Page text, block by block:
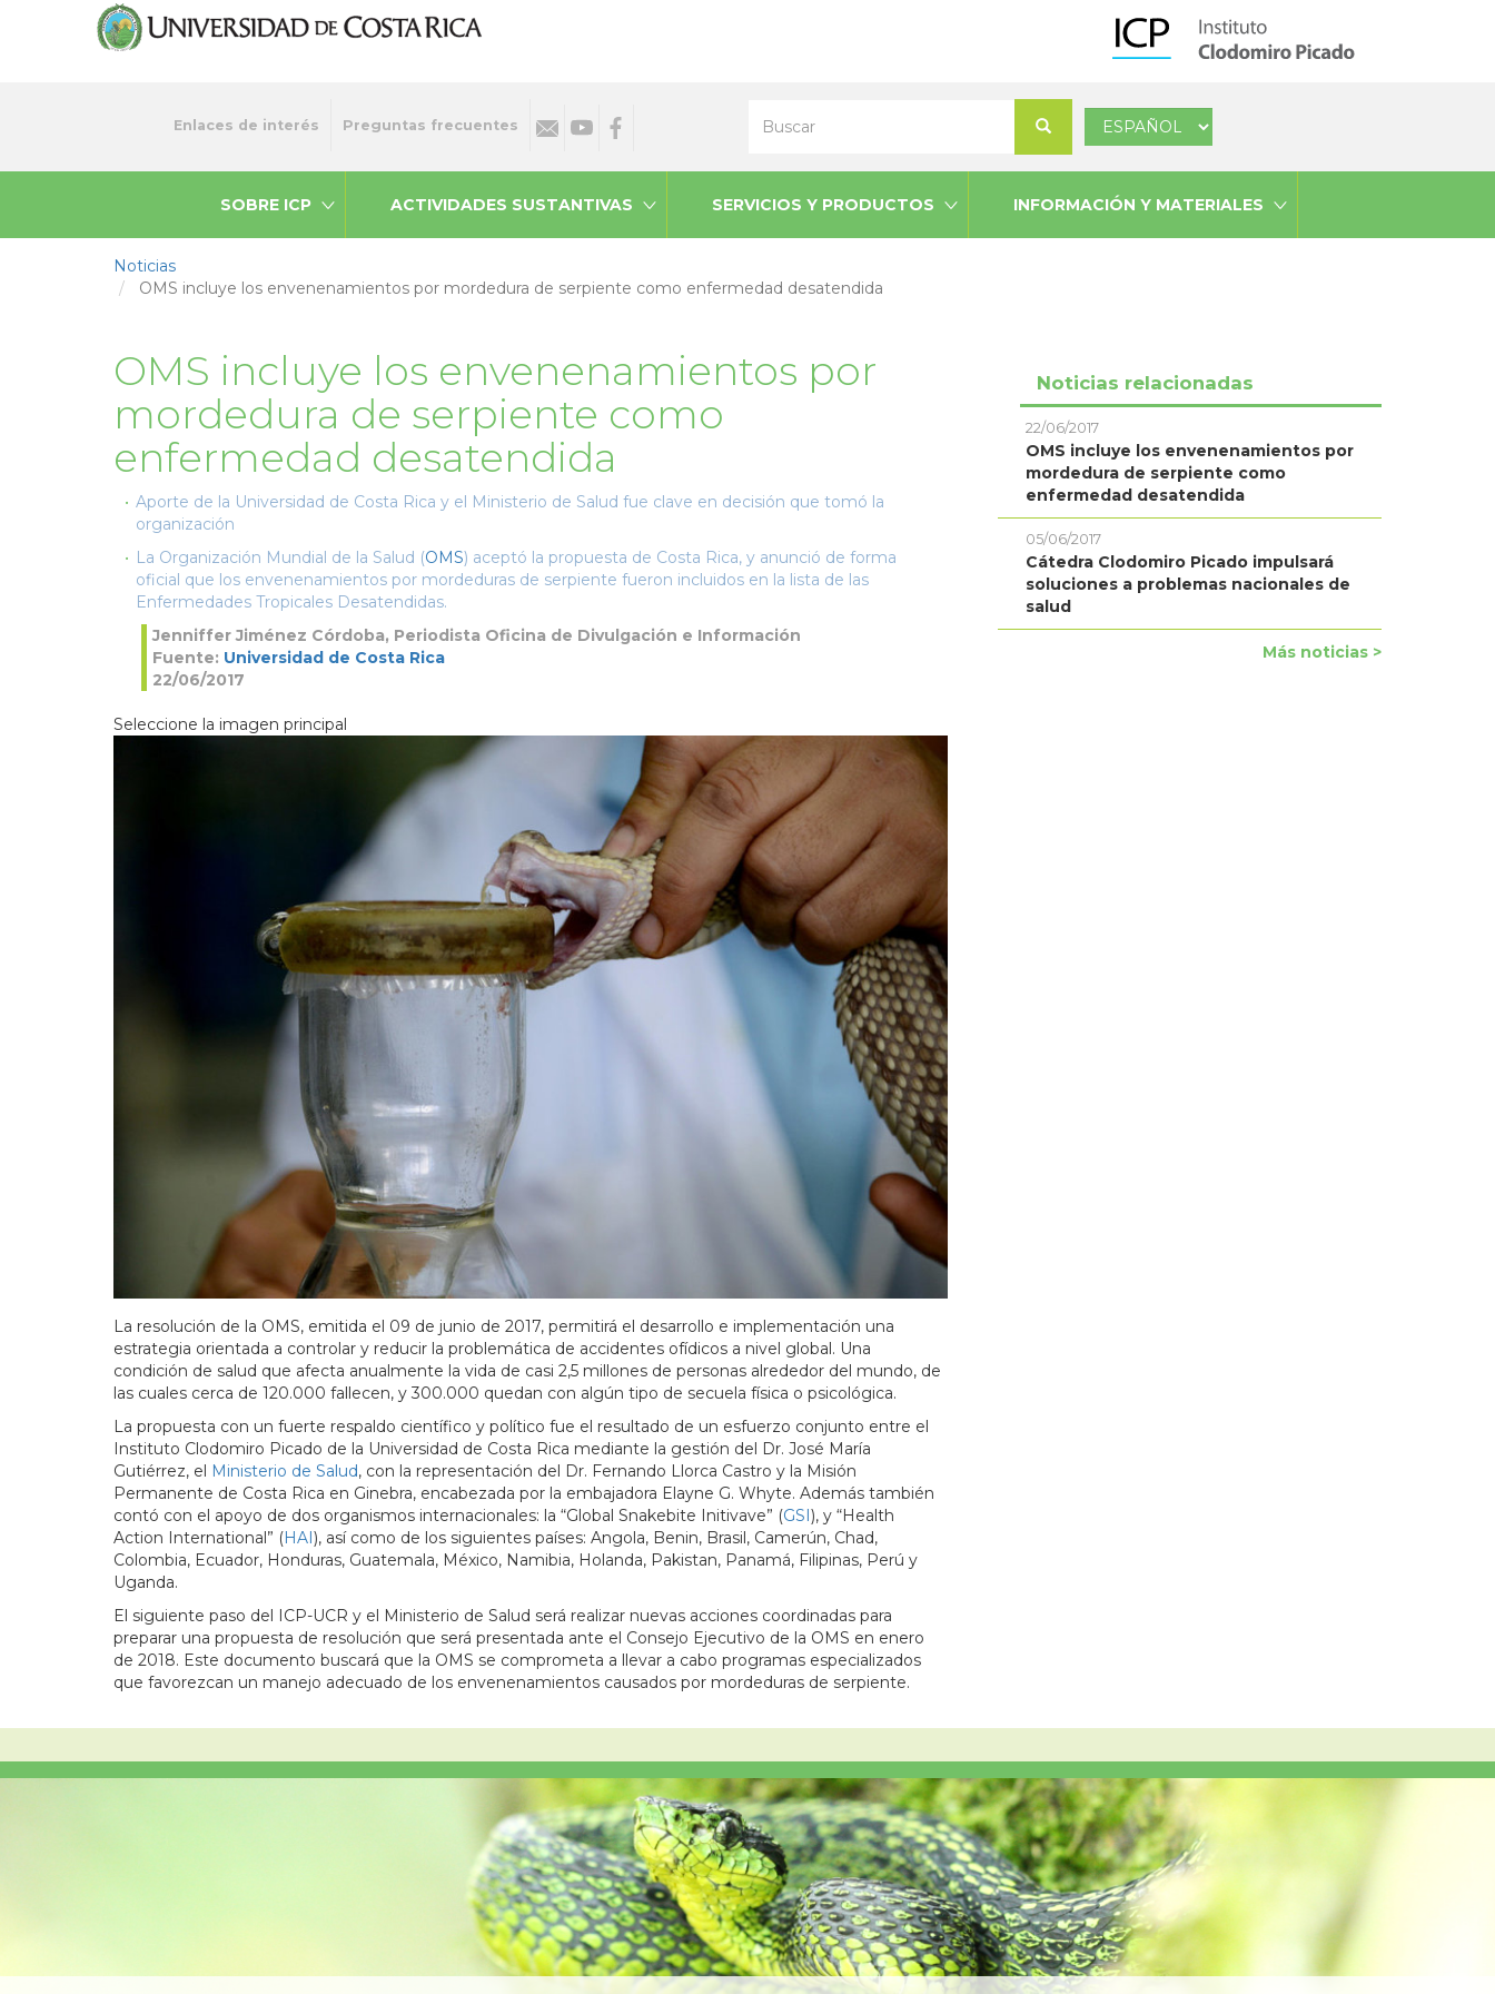
MenuEnlaces de interés Preguntas frecuentes
Buscar
Select
SOBRE ICP ACTIVIDADES SUSTANTIVAS SERVICIOS Y PRODUCTOS INFORMACIÓN Y MATERIALES
Noticias
OMS incluye los envenenamientos por mordedura de serpiente como enfermedad desatendida
OMS incluye los envenenamientos por
mordedura de serpiente como
enfermedad desatendida
Aporte de la Universidad de Costa Rica y el Ministerio de Salud fue clave en decisión que tomó la
organización
La Organización Mundial de la Salud (OMS) aceptó la propuesta de Costa Rica, y anunció de forma
oficial que los envenenamientos por mordeduras de serpiente fueron incluidos en la lista de las
Enfermedades Tropicales Desatendidas.
Jenniffer Jiménez Córdoba, Periodista Oficina de Divulgación e Información
Fuente: Universidad de Costa Rica
22/06/2017
Seleccione la imagen principal
La resolución de la OMS, emitida el 09 de junio de 2017, permitirá el desarrollo e implementación una
estrategia orientada a controlar y reducir la problemática de accidentes ofídicos a nivel global. Una
condición de salud que afecta anualmente la vida de casi 2,5 millones de personas alrededor del mundo, de
las cuales cerca de 120.000 fallecen, y 300.000 quedan con algún tipo de secuela física o psicológica.
La propuesta con un fuerte respaldo científico y político fue el resultado de un esfuerzo conjunto entre el
Instituto Clodomiro Picado de la Universidad de Costa Rica mediante la gestión del Dr. José María
Gutiérrez, el Ministerio de Salud, con la representación del Dr. Fernando Llorca Castro y la Misión
Permanente de Costa Rica en Ginebra, encabezada por la embajadora Elayne G. Whyte. Además también
contó con el apoyo de dos organismos internacionales: la “Global Snakebite Initivave” (GSI), y “Health
Action International” (HAI), así como de los siguientes países: Angola, Benin, Brasil, Camerún, Chad,
Colombia, Ecuador, Honduras, Guatemala, México, Namibia, Holanda, Pakistan, Panamá, Filipinas, Perú y
Uganda.
El siguiente paso del ICP-UCR y el Ministerio de Salud será realizar nuevas acciones coordinadas para
preparar una propuesta de resolución que será presentada ante el Consejo Ejecutivo de la OMS en enero
de 2018. Este documento buscará que la OMS se comprometa a llevar a cabo programas especializados
que favorezcan un manejo adecuado de los envenenamientos causados por mordeduras de serpiente.
Noticias relacionadas
22/06/2017
OMS incluye los envenenamientos por
mordedura de serpiente como
enfermedad desatendida
05/06/2017
Cátedra Clodomiro Picado impulsará
soluciones a problemas nacionales de
salud
Más noticias >